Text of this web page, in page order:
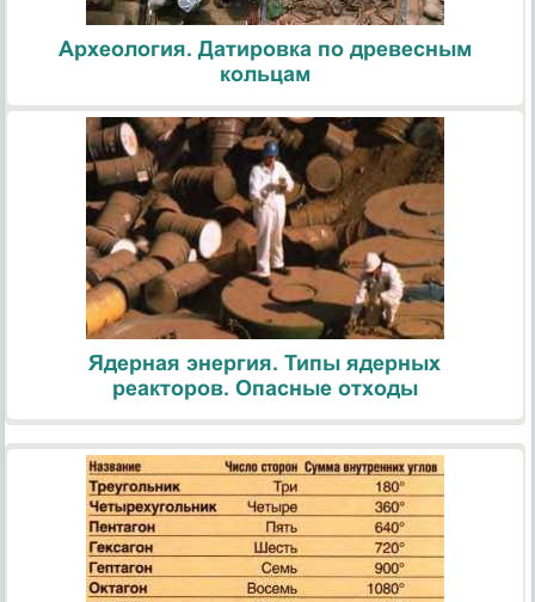
Археология. Датировка по древесным
кольцам
Ядерная энергия. Типы ядерных
реакторов. Опасные отходы